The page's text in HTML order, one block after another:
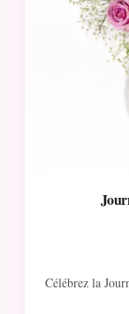
Célébrez la